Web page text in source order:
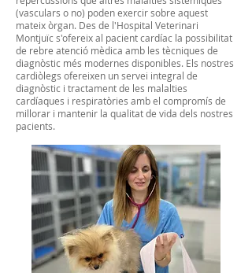
(vasculars o no) poden exercir sobre aquest
mateix òrgan. Des de l'Hospital Veterinari
Montjuïc s'ofereix al pacient cardíac la possibilitat
de rebre atenció mèdica amb les tècniques de
diagnòstic més modernes disponibles. Els nostres
cardiòlegs ofereixen un servei integral de
diagnòstic i tractament de les malalties
cardíaques i respiratòries amb el compromís de
millorar i mantenir la qualitat de vida dels nostres
pacients.